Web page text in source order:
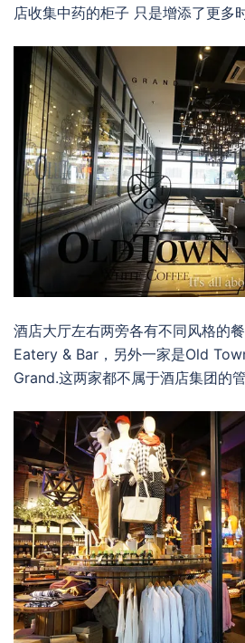
店收集中药的柜子 只是增添了更多
酒店大厅左右两旁各有不同风格的
Eatery & Bar，另外一家是Old
Grand.这两家都不属于酒店集团的管